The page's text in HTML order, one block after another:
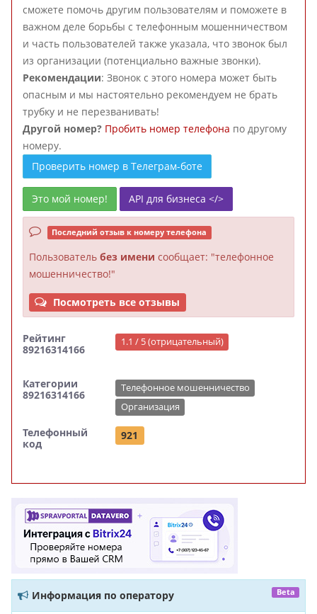
сможете помочь другим пользователям и поможете в
важном деле борьбы с телефонным мошенничеством
и часть пользователей также указала, что звонок был
из организации (потенциально важные звонки).
Рекомендации: Звонок с этого номера может быть
опасным и мы настоятельно рекомендуем не брать
трубку и не перезванивать!
Другой номер? Пробить номер телефона по другому
номеру.
Проверить номер в Телеграм-боте
Это мой номер! API для бизнеса </>
Последний отзыв к номеру телефона
Пользователь без имени сообщает: "телефонное
мошенничество!"
Посмотреть все отзывы
Рейтинг
89216314166
1.1 / 5 (отрицательный)
Категории
89216314166
Телефонное мошенничество
Организация
Телефонный
код
921
Информация по оператору Beta